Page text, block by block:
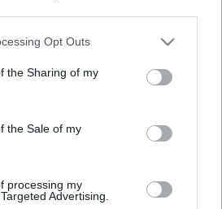
app uses one or more Google
usage behaviour. You may click to
Google and its third-party tags to
specified purposes in below Google
Opt Outs
the Sharing of my
the Sale of my
processing my
Advertising.
most végre be. A Colours of
már két éve le volt
ki kellett várnunk, hogy
rengeteg turnézás a cseheknél,
a Rival Sons-szal azt
délután 5-kor kb. 4000 ember
előtt, ami óriási
fogalmaz az Ivan &
nyarán még számos itthoni
pénteken a Campuson) is
a közönség.